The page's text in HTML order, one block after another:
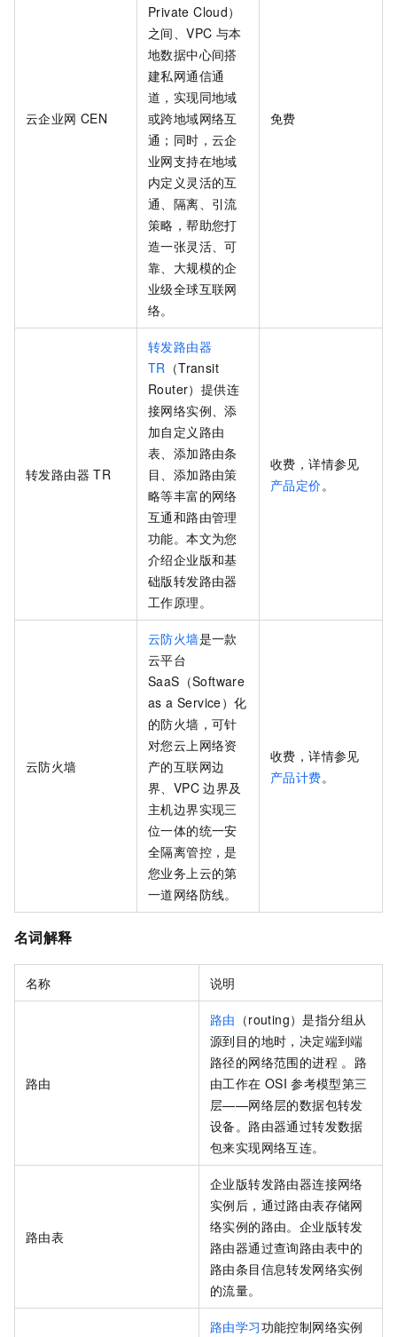
云企业网 CEN
Private Cloud）
之间、VPC 与本
地数据中心间搭
建私网通信通
道，实现同地域
或跨地域网络互
通；同时，云企
业网支持在地域
内定义灵活的互
通、隔离、引流
策略，帮助您打
造一张灵活、可
靠、大规模的企
业级全球互联网
络。
免费
转发路由器 TR
转发路由器
TR （Transit
Router）提供连
接网络实例、添
加自定义路由
表、添加路由条
目、添加路由策
略等丰富的网络
互通和路由管理
功能。本文为您
介绍企业版和基
础版转发路由器
工作原理。
收费，详情参见
产品定价。
云防火墙
云防火墙是一款
云平台
SaaS（Software
as a Service）化
的防火墙，可针
对您云上网络资
产的互联网边
界、VPC 边界及
主机边界实现三
位一体的统一安
全隔离管控，是
您业务上云的第
一道网络防线。
收费，详情参见
产品计费。
名词解释
名称 说明
路由
路由 （routing）是指分组从
源到目的地时，决定端到端
路径的网络范围的进程 。路
由工作在 OSI 参考模型第三
层——网络层的数据包转发
设备。路由器通过转发数据
包来实现网络互连。
路由表
企业版转发路由器连接网络
实例后，通过路由表存储网
络实例的路由。企业版转发
路由器通过查询路由表中的
路由条目信息转发网络实例
的流量。
路由学习功能控制网络实例